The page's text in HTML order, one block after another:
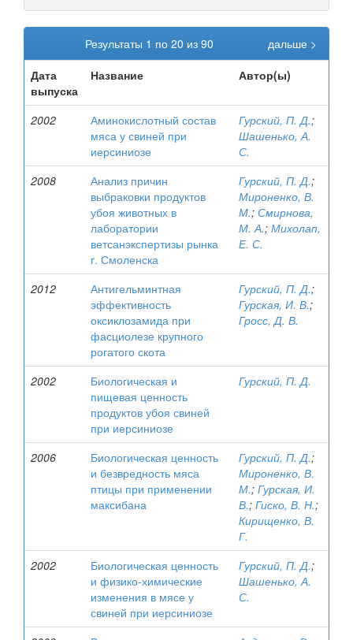
Результаты 1 по 20 из 90
дальше >
Дата
выпуска
Название Автор(ы)
2002
Аминокислотный состав
мяса у свиней при
иерсиниозе
Гурский, П. Д.;
Шашенько, А.
С.
2008
Анализ причин
выбраковки продуктов
убоя животных в
лаборатории
ветсанэкспертизы рынка
г. Смоленска
Гурский, П. Д.;
Мироненко, В.
М.; Смирнова,
М. А.; Михолап,
Е. С.
2012
Антигельминтная
эффективность
оксиклозамида при
фасциолезе крупного
рогатого скота
Гурский, П. Д.;
Гурская, И. В.;
Гросс, Д. В.
2002
Биологическая и
пищевая ценность
продуктов убоя свиней
при иерсиниозе
Гурский, П. Д.
2006
Биологическая ценность
и безвредность мяса
птицы при применении
максибана
Гурский, П. Д.;
Мироненко, В.
М.; Гурская, И.
В.; Гиско, В. Н.;
Кирищенко, В.
Г.
2002
Биологическая ценность
и физико-химические
изменения в мясе у
свиней при иерсиниозе
Гурский, П. Д.;
Шашенько, А.
С.